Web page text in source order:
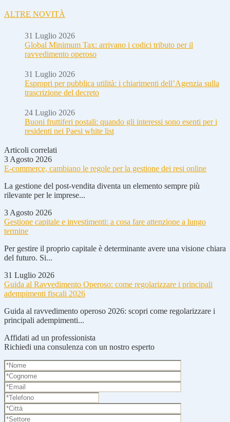
ALTRE NOVITÀ
31 Luglio 2026
Global Minimum Tax: arrivano i codici tributo per il
ravvedimento operoso
31 Luglio 2026
Espropri per pubblica utilità: i chiarimenti dell’Agenzia sulla
trascrizione del decreto
24 Luglio 2026
Buoni fruttiferi postali: quando gli interessi sono esenti per i
residenti nei Paesi white list
Articoli correlati
3 Agosto 2026
E-commerce, cambiano le regole per la gestione dei resi online
La gestione del post-vendita diventa un elemento sempre più
rilevante per le imprese...
3 Agosto 2026
Gestione capitale e investimenti: a cosa fare attenzione a lungo
termine
Per gestire il proprio capitale è determinante avere una visione chiara
del futuro. Si...
31 Luglio 2026
Guida al Ravvedimento Operoso: come regolarizzare i principali
adempimenti fiscali 2026
Guida al ravvedimento operoso 2026: scopri come regolarizzare i
principali adempimenti...
Affidati ad un professionista
Richiedi una consulenza con un nostro esperto